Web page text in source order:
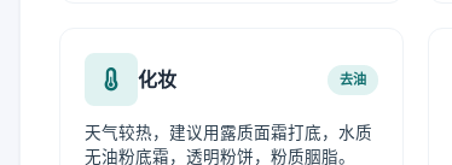
化妆 去油
天气较热，建议用露质面霜打底，水质
无油粉底霜，透明粉饼，粉质胭脂。